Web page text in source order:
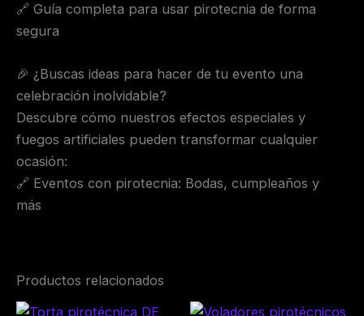
🔗 Guía completa para usar pirotecnia de forma
segura
🎉 ¿Buscas ideas para hacer de tu evento una
celebración inolvidable?
Descubre cómo nuestros efectos especiales y
fuegos artificiales pueden transformar cualquier
ocasión:
🔗 Eventos con pirotecnia: Bodas, cumpleaños y
más
Productos relacionados